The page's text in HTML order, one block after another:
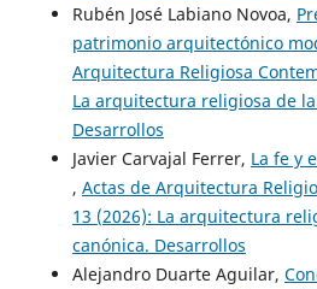
Rubén José Labiano Novoa,
patrimonio arquitectónico
Arquitectura Religiosa
La arquitectura religiosa de
Desarrollos
Javier Carvajal Ferrer, La fe y
, Actas de Arquitectura
13 (2026): La arquitectura
canónica. Desarrollos
Alejandro Duarte Aguilar,